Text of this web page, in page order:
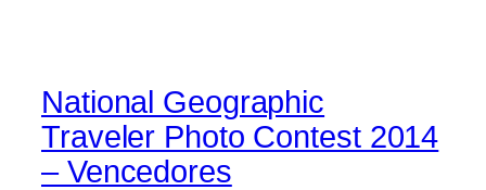
National Geographic
Traveler Photo Contest 2014
– Vencedores